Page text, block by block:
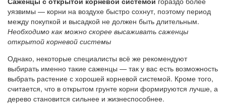
уязвимы — корни на воздухе быстро сохнут, поэтому период
между покупкой и высадкой не должен быть длительным.
Необходимо как можно скорее высаживать саженцы
открытой корневой системы
Однако, некоторые специалисты всё же рекомендуют
выбирать именно такие саженцы — так у вас есть возможность
выбрать растение с хорошей корневой системой. Кроме того,
считается, что в открытом грунте корни формируются лучше, а
дерево становится сильнее и жизнеспособнее.